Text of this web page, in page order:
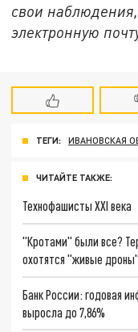
свои
электронную
ТЕГИ: ИВАНОВСКАЯ
ЧИТАЙТЕ ТАКЖЕ:
Технофашисты XXI века
"Кротами" были все?
охотятся "живые дроны"
Банк России: годовая
выросла до 7,86%